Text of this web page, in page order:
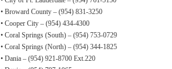
• Broward County – (954) 831-3250
• Cooper City – (954) 434-4300
• Coral Springs (South) – (954) 753-0729
• Coral Springs (North) – (954) 344-1825
• Dania – (954) 921-8700 Ext.220